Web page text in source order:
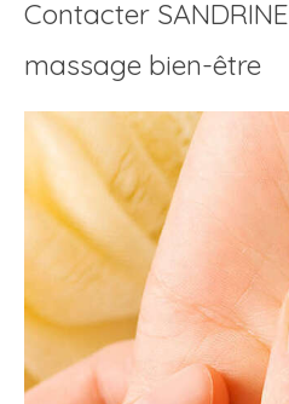
Contacter
massage bien-être